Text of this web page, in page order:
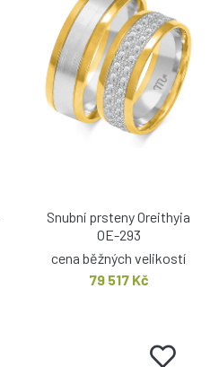
Snubní prsteny Oreithyia
OE-293
cena běžných velikostí
79 517 Kč